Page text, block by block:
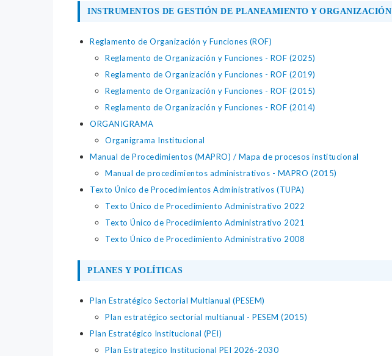
INSTRUMENTOS DE GESTIÓN DE PLANEAMIENTO Y ORGANIZACIÓN
Reglamento de Organización y Funciones (ROF)
Reglamento de Organización y Funciones - ROF (2025)
Reglamento de Organización y Funciones - ROF (2019)
Reglamento de Organización y Funciones - ROF (2015)
Reglamento de Organización y Funciones - ROF (2014)
ORGANIGRAMA
Organigrama Institucional
Manual de Procedimientos (MAPRO) / Mapa de procesos institucional
Manual de procedimientos administrativos - MAPRO (2015)
Texto Único de Procedimientos Administrativos (TUPA)
Texto Único de Procedimiento Administrativo 2022
Texto Único de Procedimiento Administrativo 2021
Texto Único de Procedimiento Administrativo 2008
PLANES Y POLÍTICAS
Plan Estratégico Sectorial Multianual (PESEM)
Plan estratégico sectorial multianual - PESEM (2015)
Plan Estratégico Institucional (PEI)
Plan Estrategico Institucional PEI 2026-2030